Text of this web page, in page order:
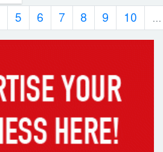
5 6 7 8 9 10 ...